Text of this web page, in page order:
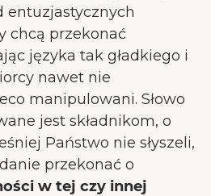
entuzjastycznych
chcą przekonać
języka tak gładkiego i
nawet nie
manipulowani. Słowo
jest składnikom, o
Państwo nie słyszeli,
przekonać o
w tej czy innej